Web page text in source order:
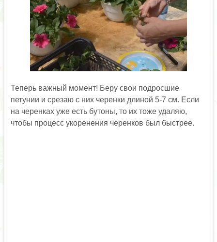
Теперь важный момент! Беру свои подросшие
петунии и срезаю с них черенки длиной 5-7 см. Если
на черенках уже есть бутоны, то их тоже удаляю,
чтобы процесс укоренения черенков был быстрее.